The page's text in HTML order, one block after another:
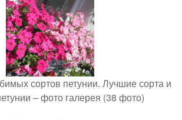
сортов петунии. Лучшие сорта и
– фото галерея (38 фото)